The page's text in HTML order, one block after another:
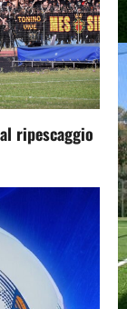
ripescaggio